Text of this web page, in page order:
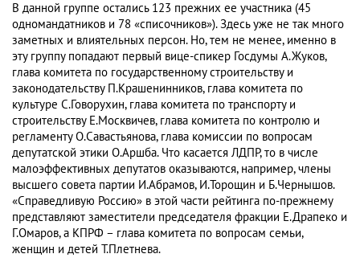
В данной группе остались 123 прежних ее участника (45
одномандатников и 78 «списочников»). Здесь уже не так много
заметных и влиятельных персон. Но, тем не менее, именно в
эту группу попадают первый вице-спикер Госдумы А.Жуков,
глава комитета по государственному строительству и
законодательству П.Крашенинников, глава комитета по
культуре С.Говорухин, глава комитета по транспорту и
строительству Е.Москвичев, глава комитета по контролю и
регламенту О.Савастьянова, глава комиссии по вопросам
депутатской этики О.Аршба. Что касается ЛДПР, то в числе
малоэффективных депутатов оказываются, например, члены
высшего совета партии И.Абрамов, И.Торощин и Б.Чернышов.
«Справедливую Россию» в этой части рейтинга по-прежнему
представляют заместители председателя фракции Е.Драпеко и
Г.Омаров, а КПРФ – глава комитета по вопросам семьи,
женщин и детей Т.Плетнева.